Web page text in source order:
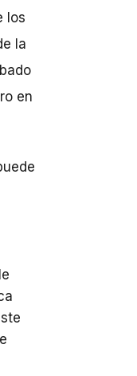
los
la
en